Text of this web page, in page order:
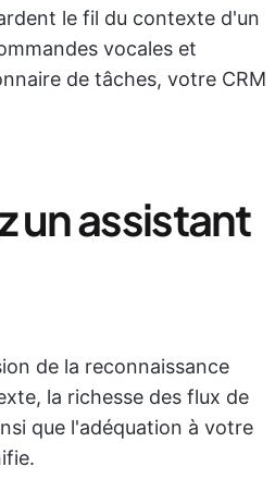
le fil du contexte d'un
vocales et
de tâches, votre CRM
un assistant
de la reconnaissance
la richesse des flux de
que l'adéquation à votre